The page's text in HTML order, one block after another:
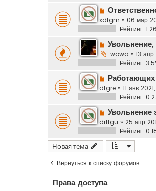
xdfgm » 06 мар
Рейтинг:
Увольнение,
wowa » 13 апр
Рейтинг:
Работающих
dfgre » 11 янв
Рейтинг:
Увольнение
drftgu » 25 апр
Рейтинг:
Новая тема
Вернуться к списку форумов
Права доступа